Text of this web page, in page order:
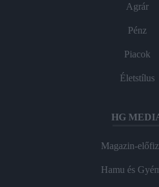
Agrár
Pénz
Piacok
Életstílus
HG
Magazin-
Hamu és